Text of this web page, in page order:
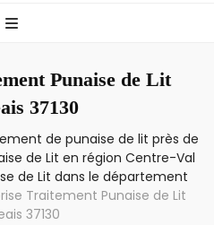
Punaise de Lit
37130
de punaise de lit près de
de Lit en région Centre-Val
de Lit dans le département
Traitement Punaise de Lit
37130